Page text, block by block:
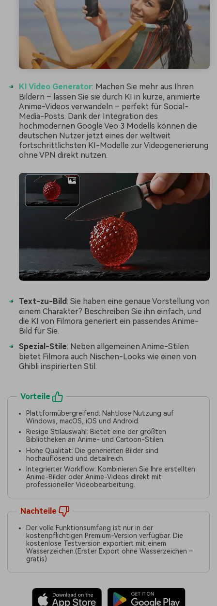
KI Video Generator: Machen Sie mehr aus Ihren
Bildern – lassen Sie sie durch KI in kurze, animierte
Anime-Videos verwandeln – perfekt für Social-
Media-Posts. Dank der Integration des
hochmodernen Google Veo 3 Modells können die
deutschen Nutzer jetzt eines der weltweit
fortschrittlichsten KI-Modelle zur Videogenerierung
ohne VPN direkt nutzen.
Text-zu-Bild: Sie haben eine genaue Vorstellung von
einem Charakter? Beschreiben Sie ihn einfach, und
die KI von Filmora generiert ein passendes Anime-
Bild für Sie.
Spezial-Stile: Neben allgemeinen Anime-Stilen
bietet Filmora auch Nischen-Looks wie einen von
Ghibli inspirierten Stil.
Vorteile
Plattformübergreifend: Nahtlose Nutzung auf
Windows, macOS, iOS und Android.
Riesige Stilauswahl: Bietet eine der größten
Bibliotheken an Anime- und Cartoon-Stilen.
Hohe Qualität: Die generierten Bilder sind
hochauflösend und detailreich.
Integrierter Workflow: Kombinieren Sie Ihre erstellten
Anime-Bilder oder Anime-Videos direkt mit
professioneller Videobearbeitung.
Nachteile
Der volle Funktionsumfang ist nur in der
kostenpflichtigen Premium-Version verfügbar. Die
kostenlose Testversion exportiert mit einem
Wasserzeichen.(Erster Export ohne Wasserzeichen –
gratis)